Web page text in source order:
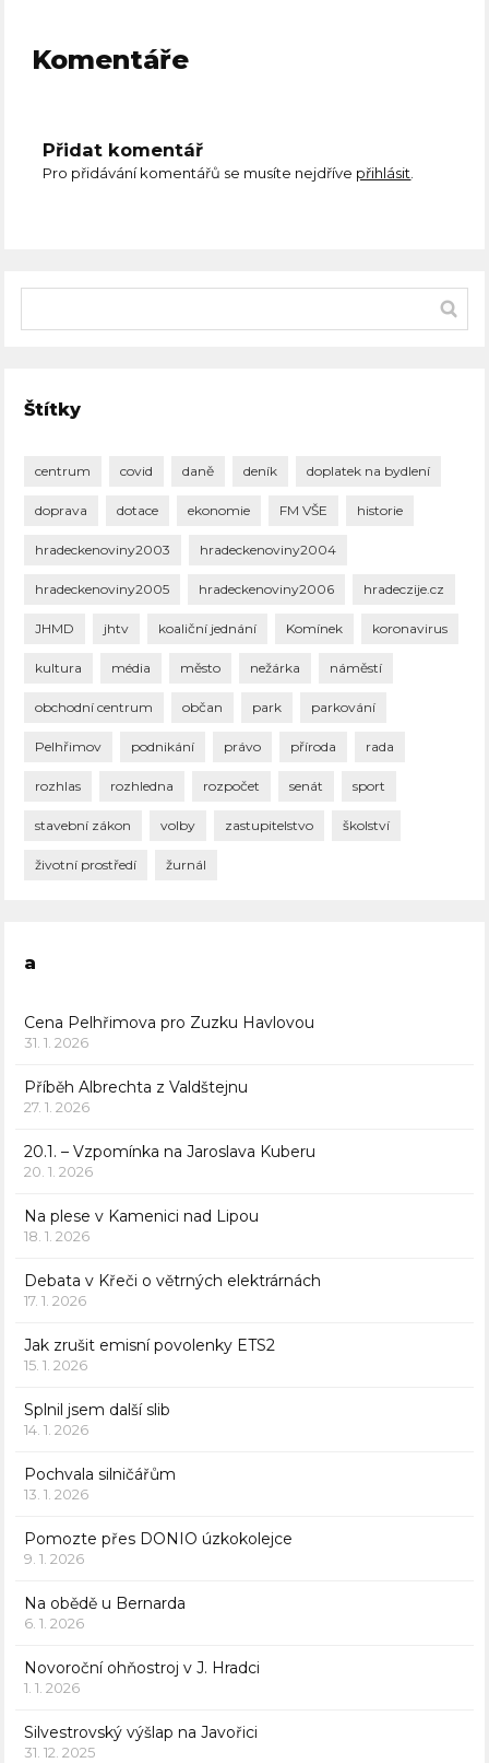
Komentáře
Přidat komentář
Pro přidávání komentářů se musíte nejdříve přihlásit.
Štítky
centrum covid daně deník doplatek na bydlení
doprava dotace ekonomie FM VŠE historie
hradeckenoviny2003 hradeckenoviny2004
hradeckenoviny2005 hradeckenoviny2006 hradeczije.cz
JHMD jhtv koaliční jednání Komínek koronavirus
kultura média město nežárka náměstí
obchodní centrum občan park parkování
Pelhřimov podnikání právo příroda rada
rozhlas rozhledna rozpočet senát sport
stavební zákon volby zastupitelstvo školství
životní prostředí žurnál
a
Cena Pelhřimova pro Zuzku Havlovou
31. 1. 2026
Příběh Albrechta z Valdštejnu
27. 1. 2026
20.1. – Vzpomínka na Jaroslava Kuberu
20. 1. 2026
Na plese v Kamenici nad Lipou
18. 1. 2026
Debata v Křeči o větrných elektrárnách
17. 1. 2026
Jak zrušit emisní povolenky ETS2
15. 1. 2026
Splnil jsem další slib
14. 1. 2026
Pochvala silničářům
13. 1. 2026
Pomozte přes DONIO úzkokolejce
9. 1. 2026
Na obědě u Bernarda
6. 1. 2026
Novoroční ohňostroj v J. Hradci
1. 1. 2026
Silvestrovský výšlap na Javořici
31. 12. 2025